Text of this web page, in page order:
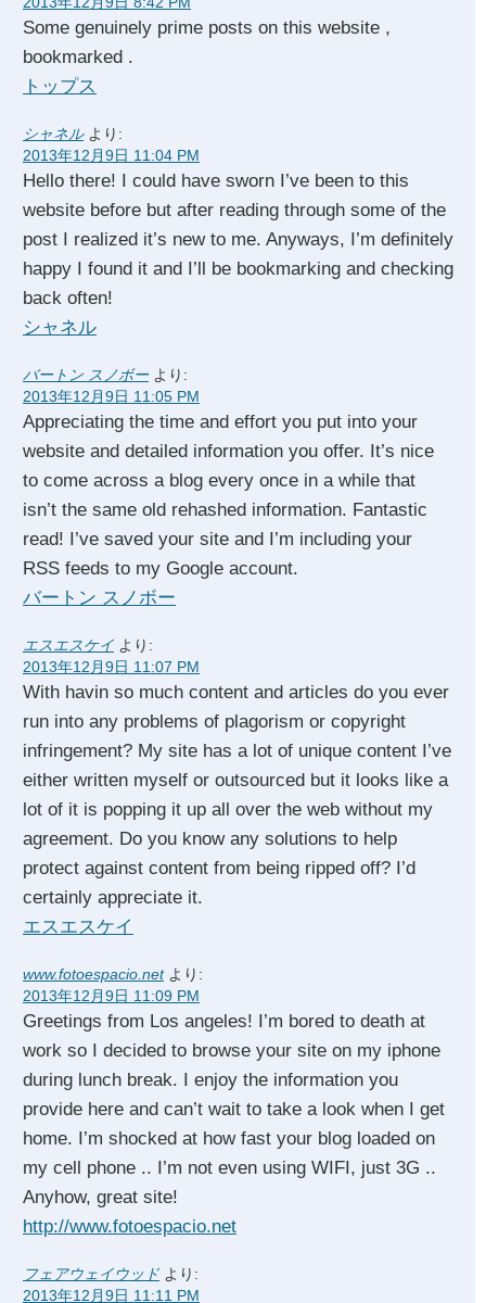
Some genuinely prime posts on this website ,
bookmarked .
トップス
シャネル より:
2013年12月9日 11:04 PM
Hello there! I could have sworn I’ve been to this
website before but after reading through some of the
post I realized it’s new to me. Anyways, I’m definitely
happy I found it and I’ll be bookmarking and checking
back often!
シャネル
バートン スノボー より:
2013年12月9日 11:05 PM
Appreciating the time and effort you put into your
website and detailed information you offer. It’s nice
to come across a blog every once in a while that
isn’t the same old rehashed information. Fantastic
read! I’ve saved your site and I’m including your
RSS feeds to my Google account.
バートン スノボー
エスエスケイ より:
2013年12月9日 11:07 PM
With havin so much content and articles do you ever
run into any problems of plagorism or copyright
infringement? My site has a lot of unique content I’ve
either written myself or outsourced but it looks like a
lot of it is popping it up all over the web without my
agreement. Do you know any solutions to help
protect against content from being ripped off? I’d
certainly appreciate it.
エスエスケイ
www.fotoespacio.net より:
2013年12月9日 11:09 PM
Greetings from Los angeles! I’m bored to death at
work so I decided to browse your site on my iphone
during lunch break. I enjoy the information you
provide here and can’t wait to take a look when I get
home. I’m shocked at how fast your blog loaded on
my cell phone .. I’m not even using WIFI, just 3G ..
Anyhow, great site!
http://www.fotoespacio.net
フェアウェイウッド より:
2013年12月9日 11:11 PM